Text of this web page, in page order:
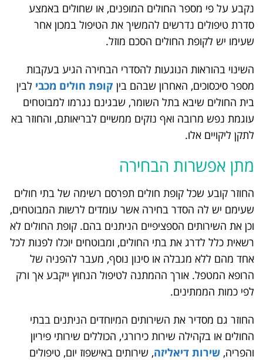
נקבע על פי מספר החולים המופנים, או שחולים באמצע
סדרת טיפולים נדרשים להמשיך את הטיפול במכון אחר
שעימו יש לקופת החולים הסכם מוזל.
השינוי בהוראות הנוגעות להסדרי הבחירה הגיע בעקבות
מספר סיכסוכים, האחרון שבהם בין קופת חולים מכבי לבין
בית החולים שיבא בתל השומר, שבגינם נגרמו למבוטחים
עוגמת נפש מרובה ואף נזקים ממשיים לבריאותם, והחוזר בא
לתקן ליקויים אלו.
מתן אפשרות הבחירה
החוזר קובע שכל קופת חולים תפרסם רשימה של בתי חולים
שעימם יש לה הסדר בחירה אשר עומדים לרשות המבוטחים,
וכן את השירותים הספציפיים הניתנים בהם. קופת החולים לא
רשאית כלל לדרג את בתי החולים, ומבוטחים יוכלו לפנות לכל
אחד מהם ללא מגבלה או סינון נוסף, מעבר להפניה של
הרופא המטפל. אורך ההמתנה לטיפול הנחוץ ייקבע אך ורק
לפי כמות הממתינים.
החוזר גם מסדיר את השירותים המיוחדים הניתנים בבתי
החולים או בקהילה שירות כירורגי, הכוללים שירותי פיריון
והפריה, שירות דיאליזה, שירותים באישפוז יום, טיפולים